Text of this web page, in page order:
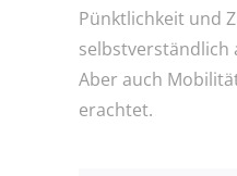
Pünktlichkeit und
selbstverständlich
Aber auch
erachtet.